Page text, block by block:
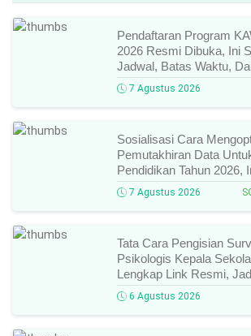
Pendaftaran Program
2026 Resmi Dibuka, Ini
Jadwal, Batas Waktu,
Pendaftarannya!
7 Agustus 2026
Sosialisasi Cara
Pemutakhiran Data
Pendidikan Tahun 2026,
Narasumber, Dan Link
7 Agustus 2026
Tata Cara Pengisian
Psikologis Kepala
Lengkap Link Resmi,
Dan Hal Yang Wajib
6 Agustus 2026